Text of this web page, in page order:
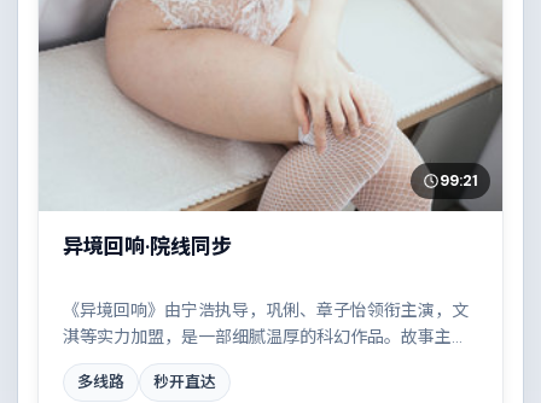
99:21
异境回响·院线同步
《异境回响》由宁浩执导，巩俐、章子怡领衔主演，文
淇等实力加盟，是一部细腻温厚的科幻作品。故事主要
发生在巴西，科技伦理与情感羁绊形成强烈对撞。影片
在视听语言与叙事节奏上均有突破，适合喜欢深度叙事
多线路 秒开直达